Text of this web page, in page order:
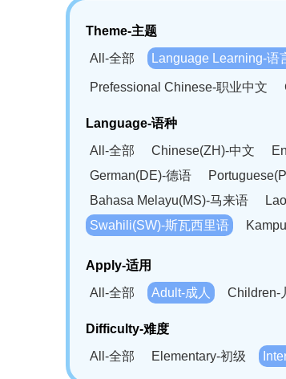
Theme-主题
All-全部
Language Learning-语
Prefessional Chinese-职业中文
Language-语种
All-全部
Chinese(ZH)-中文
German(DE)-德语
Bahasa Melayu(MS)-马来语
Swahili(SW)-斯瓦西里语
Apply-适用
All-全部
Adult-成人 Children-
Difficulty-难度
All-全部
Elementary-初级